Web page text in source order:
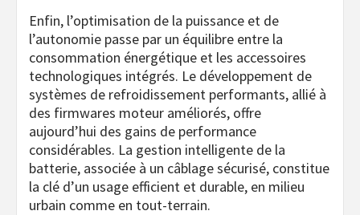
Enfin, l’optimisation de la puissance et de
l’autonomie passe par un équilibre entre la
consommation énergétique et les accessoires
technologiques intégrés. Le développement de
systèmes de refroidissement performants, allié à
des firmwares moteur améliorés, offre
aujourd’hui des gains de performance
considérables. La gestion intelligente de la
batterie, associée à un câblage sécurisé, constitue
la clé d’un usage efficient et durable, en milieu
urbain comme en tout-terrain.